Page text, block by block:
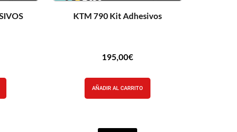
KTM 790 Kit Adhesivos
195,00€
AÑADIR AL CARRITO